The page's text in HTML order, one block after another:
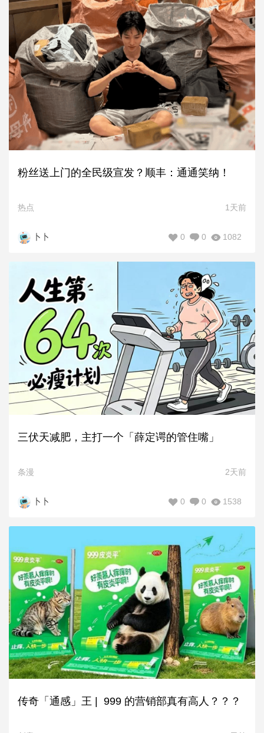
粉丝送上门的全民级宣发？顺丰：通通笑纳！
热点 1天前
卜卜 1082
0
0
三伏天减肥，主打一个「薛定谔的管住嘴」
条漫 2天前
卜卜 1538
0
0
传奇「通感」王 | 999 的营销部真有高人？？？